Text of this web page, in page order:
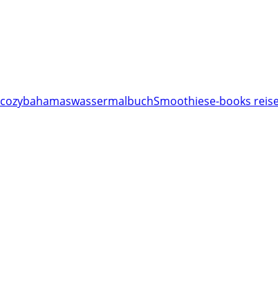
cozybahamaswassermalbuchSmoothiese-books